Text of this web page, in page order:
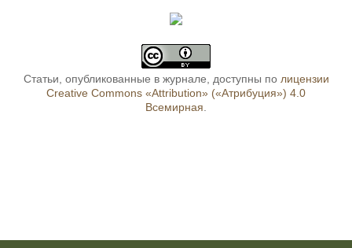
Статьи, опубликованные в журнале, доступны по лицензии
Creative Commons «Attribution» («Атрибуция») 4.0
Всемирная.